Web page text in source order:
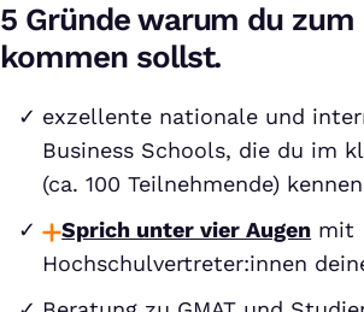
5 Gründe warum du zum
kommen sollst.
exzellente nationale und
Business Schools, die du im
(ca. 100 Teilnehmende)
Sprich unter vier Augen mit
Hochschulvertreter:innen